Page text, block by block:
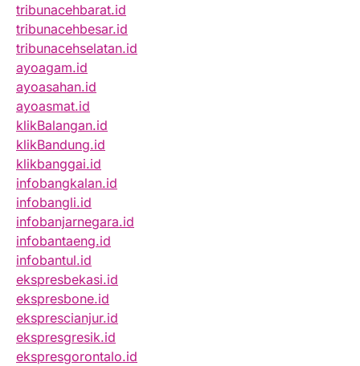
tribunacehbarat.id
tribunacehbesar.id
tribunacehselatan.id
ayoagam.id
ayoasahan.id
ayoasmat.id
klikBalangan.id
klikBandung.id
klikbanggai.id
infobangkalan.id
infobangli.id
infobanjarnegara.id
infobantaeng.id
infobantul.id
ekspresbekasi.id
ekspresbone.id
eksprescianjur.id
ekspresgresik.id
ekspresgorontalo.id